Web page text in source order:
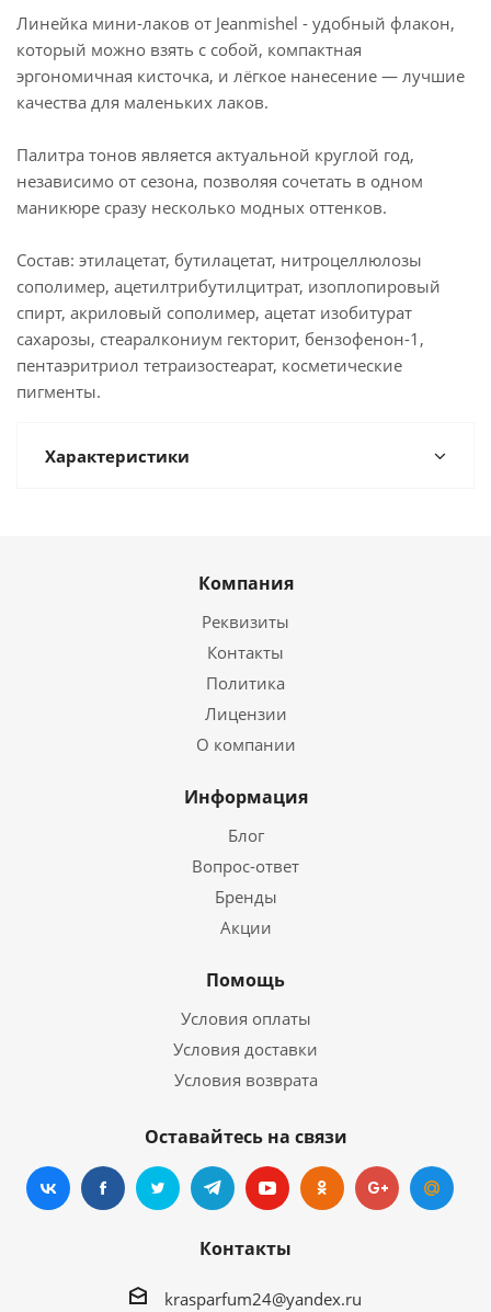
Линейка мини-лаков от Jeanmishel - удобный флакон,
который можно взять с собой, компактная
эргономичная кисточка, и лёгкое нанесение — лучшие
качества для маленьких лаков.
Палитра тонов является актуальной круглой год,
независимо от сезона, позволяя сочетать в одном
маникюре сразу несколько модных оттенков.
Состав: этилацетат, бутилацетат, нитроцеллюлозы
сополимер, ацетилтрибутилцитрат, изоплопировый
спирт, акриловый сополимер, ацетат изобитурат
сахарозы, стеаралкониум гекторит, бензофенон-1,
пентаэритриол тетраизостеарат, косметические
пигменты.
Характеристики
Компания
Реквизиты
Контакты
Политика
Лицензии
О компании
Информация
Блог
Вопрос-ответ
Бренды
Акции
Помощь
Условия оплаты
Условия доставки
Условия возврата
Оставайтесь на связи
Контакты
krasparfum24@yandex.ru